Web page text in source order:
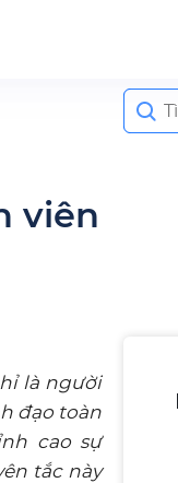
Search
for:
viên
là người
đạo toàn
cao sự
tắc này